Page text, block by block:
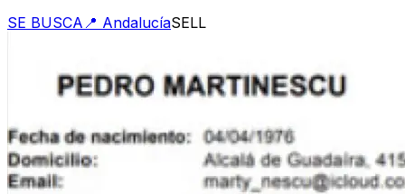
SE BUSCA 📍 AndalucíaSELL